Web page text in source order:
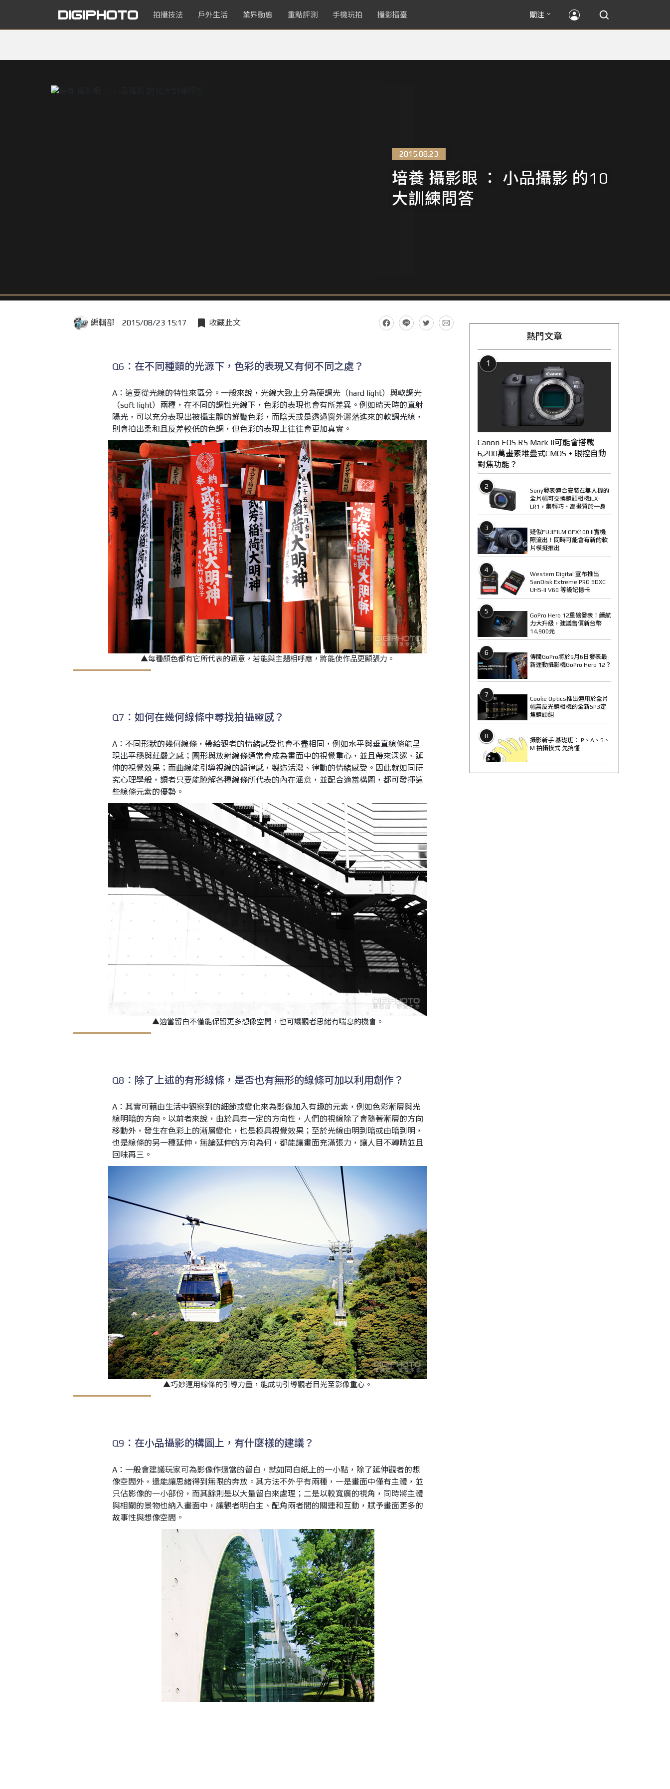
拍攝技法 戶外生活 業界動態 重點評測 手機玩拍 攝影擂臺 關注
2015.08.23
培養 攝影眼 ： 小品攝影 的10
大訓練問答
編輯部 2015/08/23 15:17 收藏此文
Q6：在不同種類的光源下，色彩的表現又有何不同之處？
A：這要從光線的特性來區分。一般來說，光線大致上分為硬調光（hard light）與軟調光
（soft light）兩種，在不同的調性光線下，色彩的表現也會有所差異。例如晴天時的直射
陽光，可以充分表現出被攝主體的鮮豔色彩，而陰天或是透過窗外灑落進來的軟調光線，
則會拍出柔和且反差較低的色調，但色彩的表現上往往會更加真實。
▲每種顏色都有它所代表的涵意，若能與主題相呼應，將能使作品更顯張力。
Q7：如何在幾何線條中尋找拍攝靈感？
A：不同形狀的幾何線條，帶給觀者的情緒感受也會不盡相同，例如水平與垂直線條能呈
現出平穩與莊嚴之感；圓形與放射線條通常會成為畫面中的視覺重心，並且帶來深邃、延
伸的視覺效果；而曲線能引導視線的韻律感，製造活潑、律動的情緒感受。因此就如同研
究心理學般，讀者只要能瞭解各種線條所代表的內在涵意，並配合適當構圖，都可發揮這
些線條元素的優勢。
▲適當留白不僅能保留更多想像空間，也可讓觀者思緒有喘息的機會。
Q8：除了上述的有形線條，是否也有無形的線條可加以利用創作？
A：其實可藉由生活中觀察到的細節或變化來為影像加入有趣的元素，例如色彩漸層與光
線明暗的方向。以前者來說，由於具有一定的方向性，人們的視線除了會隨著漸層的方向
移動外，發生在色彩上的漸層變化，也是極具視覺效果；至於光線由明到暗或由暗到明，
也是線條的另一種延伸，無論延伸的方向為何，都能讓畫面充滿張力，讓人目不轉睛並且
回味再三。
▲巧妙運用線條的引導力量，能成功引導觀者目光至影像重心。
Q9：在小品攝影的構圖上，有什麼樣的建議？
A：一般會建議玩家可為影像作適當的留白，就如同白紙上的一小點，除了延伸觀者的想
像空間外，還能讓思緒得到無限的奔放。其方法不外乎有兩種，一是畫面中僅有主體，並
只佔影像的一小部份，而其餘則是以大量留白來處理；二是以較寬廣的視角，同時將主體
與相關的景物也納入畫面中，讓觀者明白主、配角兩者間的關連和互動，賦予畫面更多的
故事性與想像空間。
熱門文章
1
Canon EOS R5 Mark II可能會搭載
6,200萬畫素堆疊式CMOS + 眼控自動
對焦功能？
2
Sony發表適合安裝在無人機的
全片幅可交換鏡頭相機ILX-
LR1，集輕巧、高畫質於一身
3
疑似FUJIFILM GFX100 II實機
照流出！同時可能會有新的軟
片模擬推出
4
Western Digital 宣布推出
SanDisk Extreme PRO SDXC
UHS-II V60 等級記憶卡
5
GoPro Hero 12重磅發表！續航
力大升級，建議售價新台幣
14,900元
6
傳聞GoPro將於9月6日發表最
新運動攝影機GoPro Hero 12？
7
Cooke Optics推出適用於全片
幅無反光鏡相機的全新SP3定
焦鏡頭組
8
攝影新手 基礎班： P、A、S、
M 拍攝模式 先搞懂